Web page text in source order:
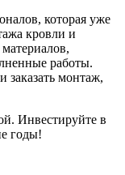
которая уже
кровли и
работы.
заказать монтаж,
Инвестируйте в
годы!